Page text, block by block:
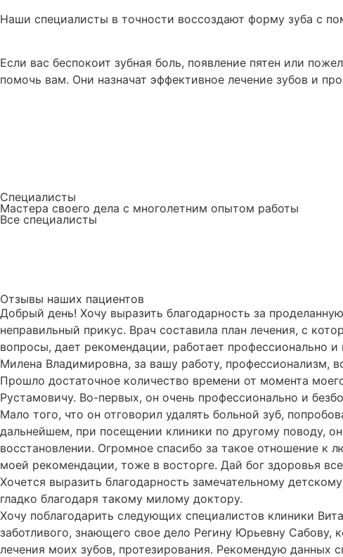
Наши специалисты в точности воссоздают форму зуба с
Если вас беспокоит зубная боль, появление пятен или
помочь вам. Они назначат эффективное лечение зубов и
Специалисты
Мастера своего дела с многолетним опытом работы
Все специалисты
Отзывы наших пациентов
Добрый день! Хочу выразить благодарность за
неправильный прикус. Врач составила план лечения, с
вопросы, дает рекомендации, работает профессионально
Милена Владимировна, за вашу работу, профессионализм,
Прошло достаточное количество времени от момента
Рустамовичу. Во-первых, он очень профессионально и
Мало того, что он отговорил удалять больной зуб,
дальнейшем, при посещении клиники по другому поводу,
восстановлении. Огромное спасибо за такое отношение к
моей рекомендации, тоже в восторге. Дай бог здоровья
Хочется выразить благодарность замечательному
гладко благодаря такому милому доктору.
Хочу поблагодарить следующих специалистов клиники
заботливого, знающего свое дело Регину Юрьевну Сабову,
лечения моих зубов, протезирования. Рекомендую данных